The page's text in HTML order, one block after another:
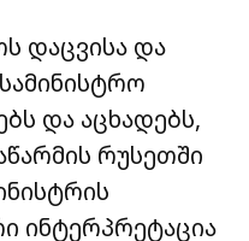
დაცვისა და
და აცხადებს,
რუსეთში
ინტერპრეტაცია